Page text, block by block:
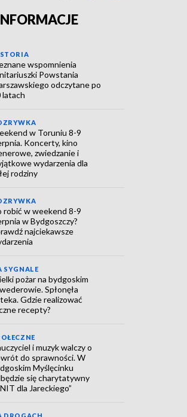
wspomnienia
Powstania
odczytane po
latach
w Toruniu 8-9
Koncerty, kino
zwiedzanie i
wydarzenia dla
rodziny
robić w weekend 8-9
w Bydgoszczy?
najciekawsze
SYGNALE
pożar na bydgoskim
Spłonęła
Gdzie realizować
recepty?
i muzyk walczy o
do sprawności. W
Myślęcinku
się charytatywny
dla Jareckiego”